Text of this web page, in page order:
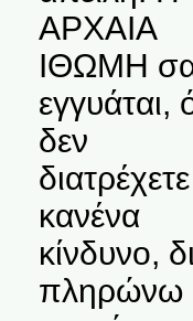
ΑΡΧΑΙΑ
ΙΘΩΜΗ
εγγυάται,
δεν
διατρέχετε
κανένα
κίνδυνο,
πληρώνω